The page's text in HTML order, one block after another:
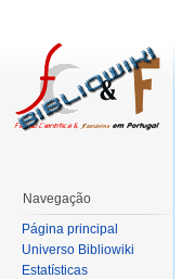
Navegação
Página principal
Universo Bibliowiki
Estatísticas